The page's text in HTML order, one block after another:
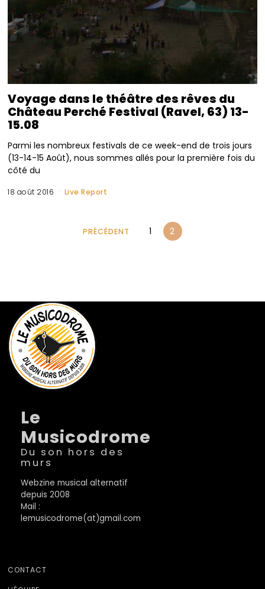
Voyage dans le théâtre des rêves du
Château Perché Festival (Ravel, 63) 13-
15.08
Parmi les nombreux festivals de ce week-end de trois jours
(13-14-15 Août), nous sommes allés pour la première fois du
côté du
18 août 2016 Live Report
PRÉCÉDENT 1 2
Le
Musicodrome
Du son hors des
murs
Webzine musical alternatif
depuis 2008
Mail :
lemusicodrome(at)gmail.com
CONTACT